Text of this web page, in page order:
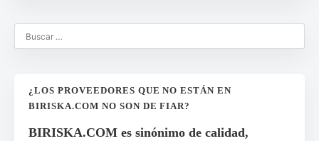
¿LOS PROVEEDORES QUE NO ESTÁN EN
BIRISKA.COM NO SON DE FIAR?
BIRISKA.COM es sinónimo de calidad,